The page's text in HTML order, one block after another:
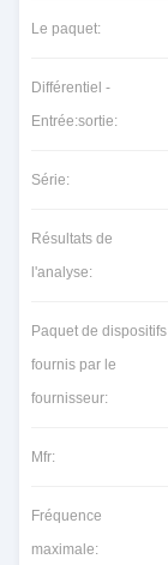
Le paquet:
Différentiel -
Entrée:sortie:
Série:
Résultats de
l'analyse:
Paquet de dispositifs
fournis par le
fournisseur:
Mfr:
Fréquence
maximale: